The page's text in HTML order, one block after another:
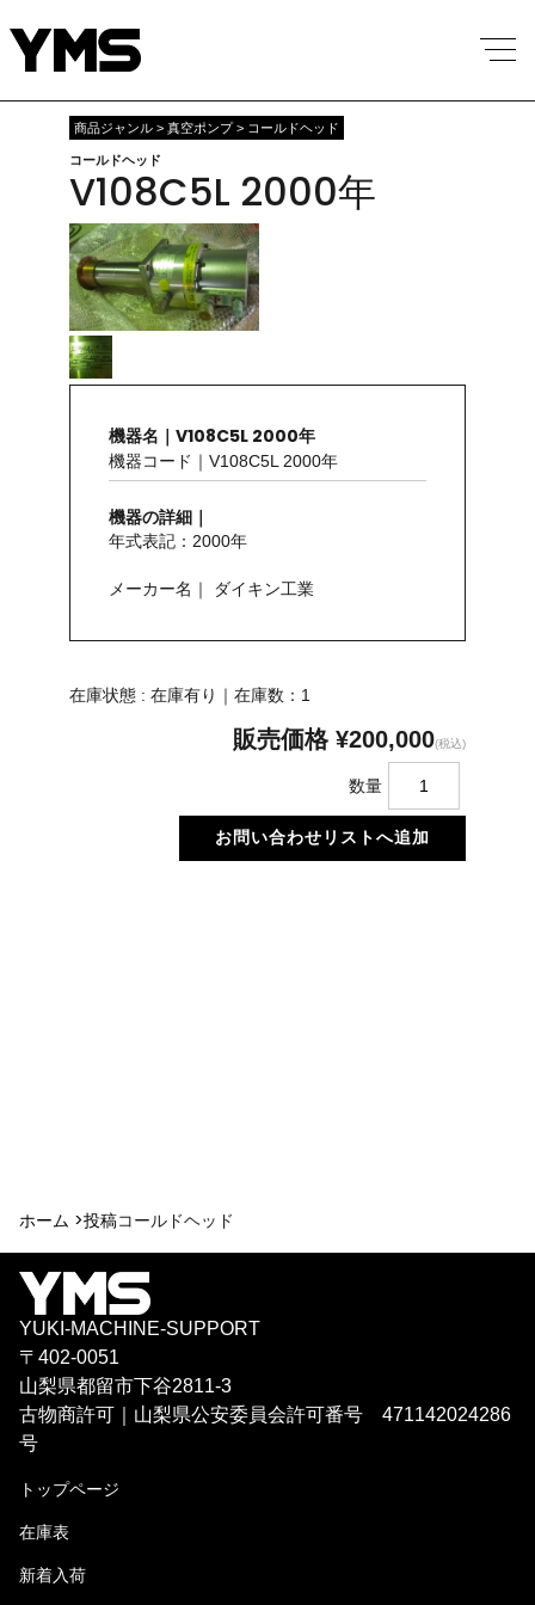
商品ジャンル > 真空ポンプ > コールドヘッド
コールドヘッド
V108C5L 2000年
機器名｜V108C5L 2000年
機器コード｜V108C5L 2000年
機器の詳細｜
年式表記：2000年
メーカー名｜ ダイキン工業
在庫状態 : 在庫有り｜在庫数：1
販売価格 ¥200,000(税込)
数量
ホーム >投稿コールドヘッド
YUKI-MACHINE-SUPPORT
〒402-0051
山梨県都留市下谷2811-3
古物商許可｜山梨県公安委員会許可番号 471142024286
号
トップページ
在庫表
新着入荷